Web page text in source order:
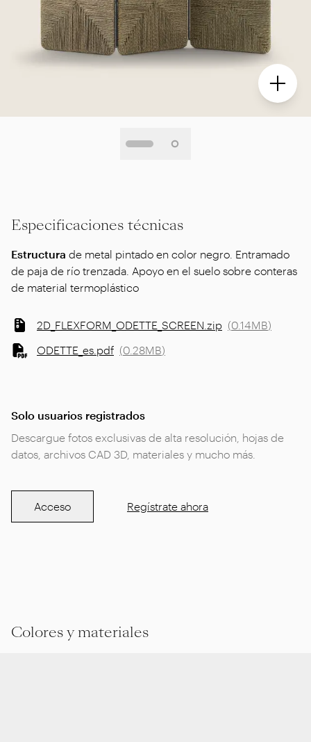
Especificaciones técnicas
Estructura de metal pintado en color negro. Entramado
de paja de río trenzada. Apoyo en el suelo sobre conteras
de material termoplástico
2D_FLEXFORM_ODETTE_SCREEN.zip (0.14MB)
ODETTE_es.pdf (0.28MB)
Solo usuarios registrados
Descargue fotos exclusivas de alta resolución, hojas de
datos, archivos CAD 3D, materiales y mucho más.
Acceso Regístrate ahora
Colores y materiales